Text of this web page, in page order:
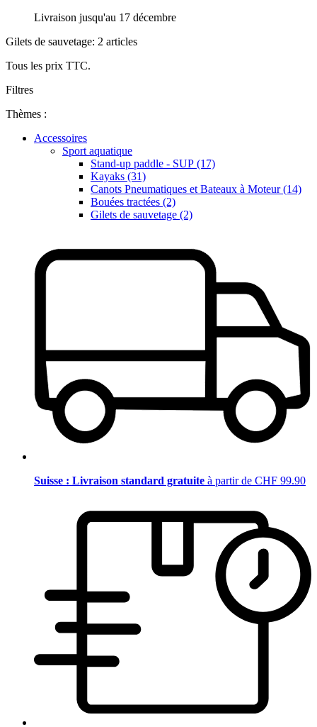
Livraison jusqu'au 17 décembre
Gilets de sauvetage: 2 articles
Tous les prix TTC.
Filtres
Thèmes :
Accessoires
Sport aquatique
Stand-up paddle - SUP (17)
Kayaks (31)
Canots Pneumatiques et Bateaux à Moteur (14)
Bouées tractées (2)
Gilets de sauvetage (2)
Suisse : Livraison standard gratuite à partir de CHF 99.90